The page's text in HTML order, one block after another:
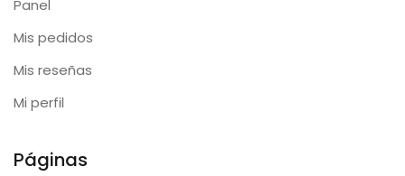
Panel
Mis pedidos
Mis reseñas
Mi perfil
Páginas